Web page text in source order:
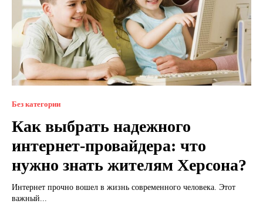
Без категории
Как выбрать надежного
интернет-провайдера: что
нужно знать жителям Херсона?
Интернет прочно вошел в жизнь современного человека. Этот
важный...